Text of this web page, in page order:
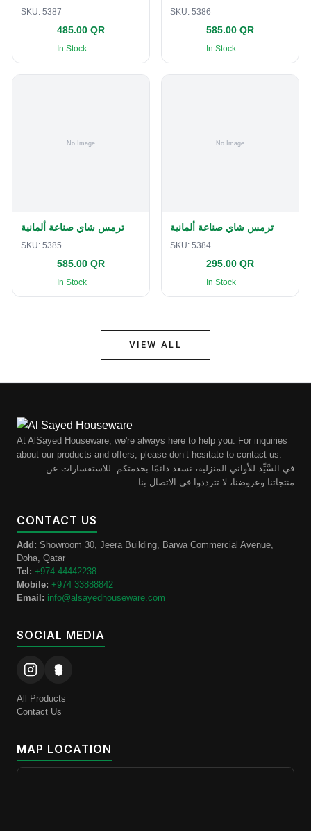
SKU: 5387
485.00 QR
In Stock
SKU: 5386
585.00 QR
In Stock
ترمس شاي صناعة ألمانية
SKU: 5385
585.00 QR
In Stock
ترمس شاي صناعة ألمانية
SKU: 5384
295.00 QR
In Stock
VIEW ALL
At AlSayed Houseware, we're always here to help you. For inquiries
about our products and offers, please don’t hesitate to contact us.
في السَّيِّد للأواني المنزلية، نسعد دائمًا بخدمتكم. للاستفسارات عن
منتجاتنا وعروضنا، لا تترددوا في الاتصال بنا.
CONTACT US
Add: Showroom 30, Jeera Building, Barwa Commercial Avenue,
Doha, Qatar
Tel: +974 44442238
Mobile: +974 33888842
Email: info@alsayedhouseware.com
SOCIAL MEDIA
All Products
Contact Us
MAP LOCATION